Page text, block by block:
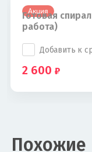
Акция
Готовая
работа)
Добавить к
2 600
Похожие